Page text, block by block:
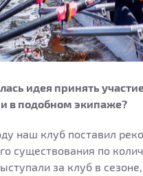
идея принять
в подобном экипаже?
наш клуб поставил
существования по
за клуб в